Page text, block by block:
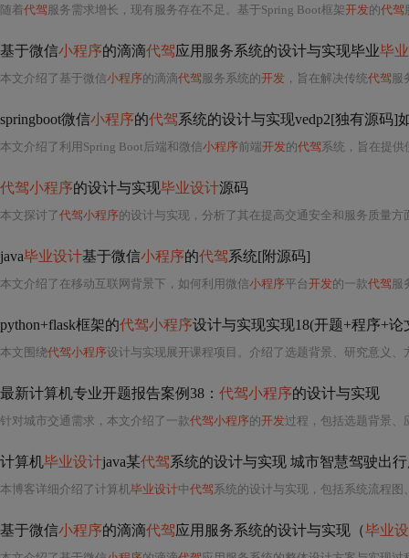
随着代驾 服务需求增长，现有服务存在不足。基于Spring Boot框架开发的代驾
基于微信小程序的滴滴代驾应用服务系统的设计与实现毕业毕
本文介绍了基于微信小程序的滴滴代驾 服务系统的开发 ，旨在解决传统代驾 服务入口分散
springboot微信小程序的代驾系统的设计与实现vedp2[独有源码]
本文介绍了利用Spring Boot后端和微信小程序前端开发的代驾系统，旨在提供
代驾小程序的设计与实现毕业设计源码
本文探讨了代驾小程序的设计与实现，分析了其在提高交通安全和服务质量方面的关键技术和功能设
java毕业设计基于微信小程序的代驾系统[附源码]
本文介绍了在移动互联网背景下，如何利用微信小程序平台开发的一款代驾 服务系统。
python+flask框架的代驾小程序设计与实现实现18(开题+程序+论
本文围绕代驾小程序设计与实现展开课程项目。介绍了选题背景、研究意义、方法及方案，明确研究内容涵盖用户、司机等系统功能。给出进度安
最新计算机专业开题报告案例38： 代驾小程序的设计与实现
针对城市交通需求，本文介绍了一款代驾小程序的开发过程，包括选题背景、应用前景、技术水
计算机毕业设计java某代驾系统的设计与实现 城市智慧驾驶出
本博客详细介绍了计算机毕业设计中代驾系统的设计与实现，包括系统流程图、功
基于微信小程序的滴滴代驾应用服务系统的设计与实现（毕业